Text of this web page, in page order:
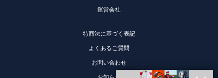
運営会社
特商法に基づく表記
よくあるご質問
お問い合わせ